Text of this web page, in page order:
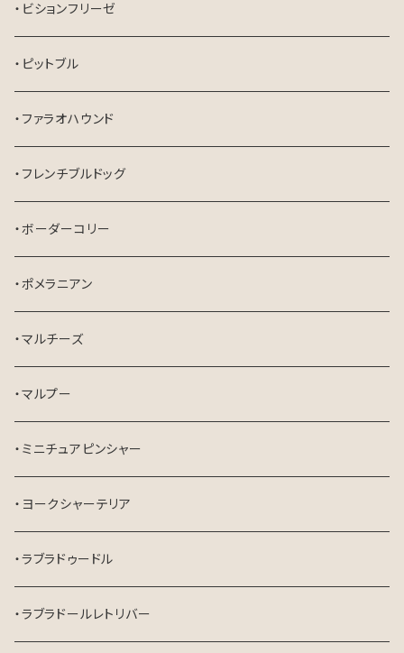
・ビションフリーゼ
・ピットブル
・ファラオハウンド
・フレンチブルドッグ
・ボーダーコリー
・ポメラニアン
・マルチーズ
・マルプー
・ミニチュアピンシャー
・ヨークシャーテリア
・ラブラドゥードル
・ラブラドールレトリバー